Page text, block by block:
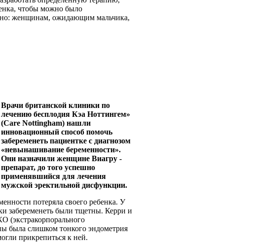
чтобы можно было
женщинам, ожидающим мальчика,
Врачи британской клиники по
лечению бесплодия Кэа Ноттингем»
(Care Nottingham) нашли
инновационный способ помочь
забеременеть пациентке с диагнозом
«невынашивание беременности».
Они назначили женщине Виагру -
препарат, до того успешно
применявшийся для лечения
мужской эректильной дисфункции.
потеряла своего ребенка. У
забеременеть были тщетны. Керри и
(экстракорпорального
была слишком тонкого эндометрия
прикрепиться к ней.